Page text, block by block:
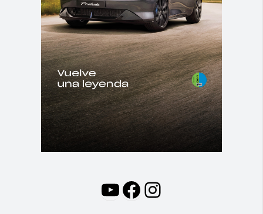
YouTube
Facebook
Instagram